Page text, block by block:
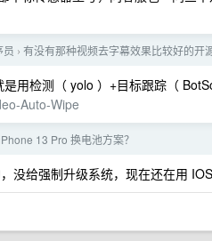
员 › 有没有那种视频去字幕效果比较好的开
用检测（ yolo ）+目标跟踪（
Auto-Wipe
13 Pro 换电池方案？
没给强制升级系统，现在还在用